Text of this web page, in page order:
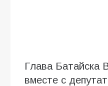
Глава Батайска
вместе с